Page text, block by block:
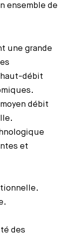
ensemble de
une grande
débit
débit
et
des